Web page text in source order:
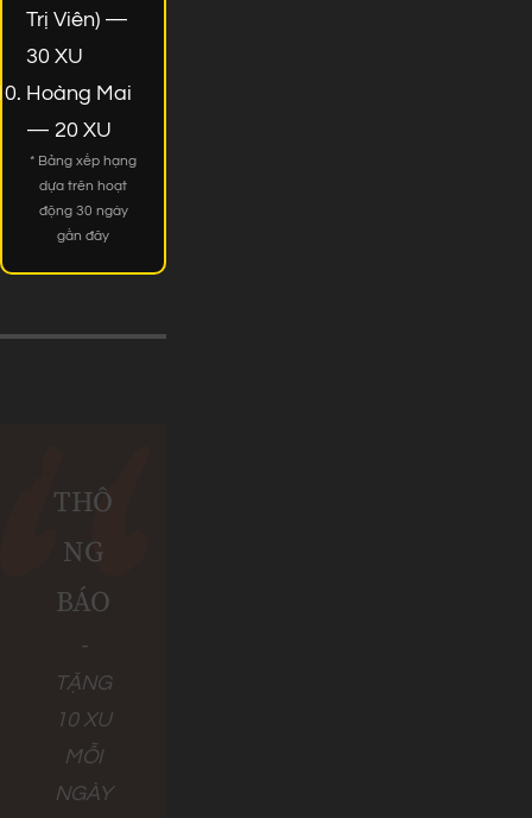
Trị Viên) —
30 XU
Hoàng Mai
— 20 XU
* Bảng xếp hạng
dựa trên hoạt
động 30 ngày
gần đây
THÔ
NG
BÁO
-
TẶNG
10 XU
MỖI
NGÀY